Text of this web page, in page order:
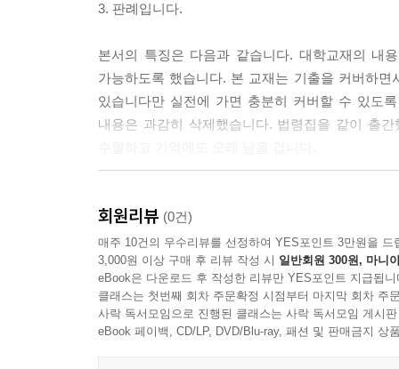
112치안종합상황실 운영 및신고처리 규칙[시행
경비업법[시행 2023. 5. 16.] / 285
성매매알선 등 행위의 처벌에 관한 법률(약칭: 성
경범죄 처벌법[시행 2017. 10. 24.] / 296
즉결심판에 관한 절차법(약칭: 즉결심판법)[시행
3. 판례입니다.
본서의 특징은 다음과 같습니다. 대학교재의 내
가능하도록 했습니다. 본 교재는 기출을 커버하
있습니다만 실전에 가면 충분히 커버할 수 있도
내용은 과감히 삭제했습니다. 법령집을 같이 출
1. 기출을 파트별로 3회독 정도 하고 요약서로 암
가능성이 줄어들 겁니다.
2. 반드시 법령 파트는 법령을 먼저 보고 요약서를
3.회원제 모의고사를 적극 이용하시기 바랍니다.
당황해서 실수를 하는 수험생이 많습니다. 이는
가치가 없거나 나올 가능상도 없는 궁벽진 암
회원리뷰 (0건)
매주 10건의 우수리뷰를 선정하여 YES포인트 3만원을 드
3,000원 이상 구매 후 리뷰 작성 시 일반회원 300원, 마니
eBook은 다운로드 후 작성한 리뷰만 YES포인트 지급됩니
클래스는 첫번째 회차 주문확정 시점부터 마지막 회차 주
사락 독서모임으로 진행된 클래스는 사락 독서모임 게시
eBook 페이백, CD/LP, DVD/Blu-ray, 패션 및 판매금지 상